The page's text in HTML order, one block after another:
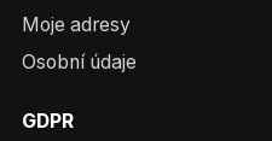
Moje adresy
Osobní údaje
GDPR